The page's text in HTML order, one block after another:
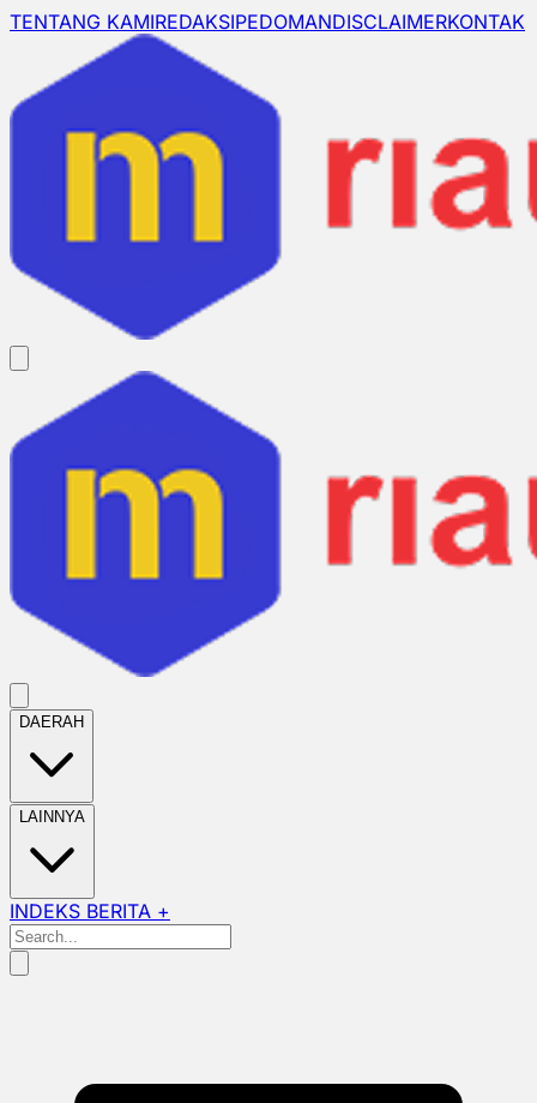
TENTANG KAMIREDAKSIPEDOMANDISCLAIMERKONTAK
DAERAH
LAINNYA
INDEKS BERITA +